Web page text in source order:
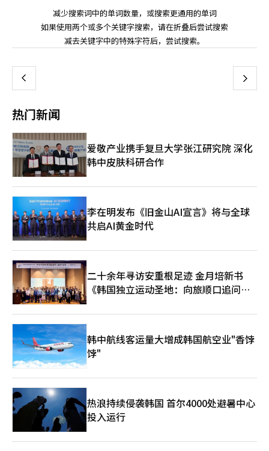
减少搜索词中的单词数量，或搜索更通用的单词
如果使用两个或多个关键字搜索，请在折叠后尝试搜索
减去关键字中的特殊字符后，尝试搜索。
上 下
热门新闻
爱敬产业携手复旦大学张江研究院 深化
韩中皮肤科研合作
李在明发布《旧金山AI宣言》将与全球
共启AI黄金时代
二十余年寻访安重根足迹 金月培新书
《韩国独立运动圣地：向旅顺口追问历
韩中航线客运量大增成韩国航空业"香饽
饽"
热浪持续侵袭韩国 首尔4000处避暑中心
投入运行